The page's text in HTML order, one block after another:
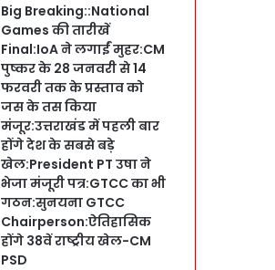
Big Breaking::National
Games की तारीखें
Final:IoA ने लगाईं मुहर:CM
पुष्कर के 28 जनवरी से 14
फरवरी तक के प्रस्ताव को
जस के तस किया
मंजूर:उत्तराखंड में पहली बार
होंगे देश के सबसे बड़े
खेल:President PT उषा ने
भेजा मंजूरी पत्र:GTCC का भी
गठन:सुनयना GTCC
Chairperson:ऐतिहासिक
होंगे 38वें राष्ट्रीय खेल-CM
PSD